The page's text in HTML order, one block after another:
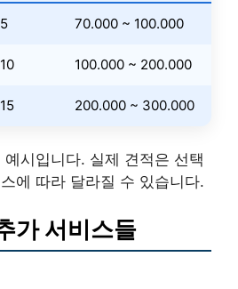
5 70.000 ~ 100.000
10 100.000 ~ 200.000
15 200.000 ~ 300.000
시입니다. 실제 견적은 선택
에 따라 달라질 수 있습니다.
가 서비스들